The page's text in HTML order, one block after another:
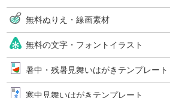
無料ぬりえ・線画素材
無料の文字・フォントイラスト
暑中・残暑見舞いはがきテンプレート
寒中見舞いはがきテンプレート